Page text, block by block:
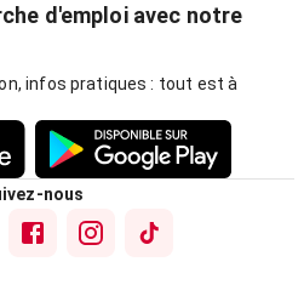
d'emploi avec notre
infos pratiques : tout est à
nous